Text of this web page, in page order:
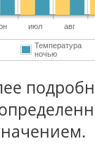
июл авг
Температура
ночью